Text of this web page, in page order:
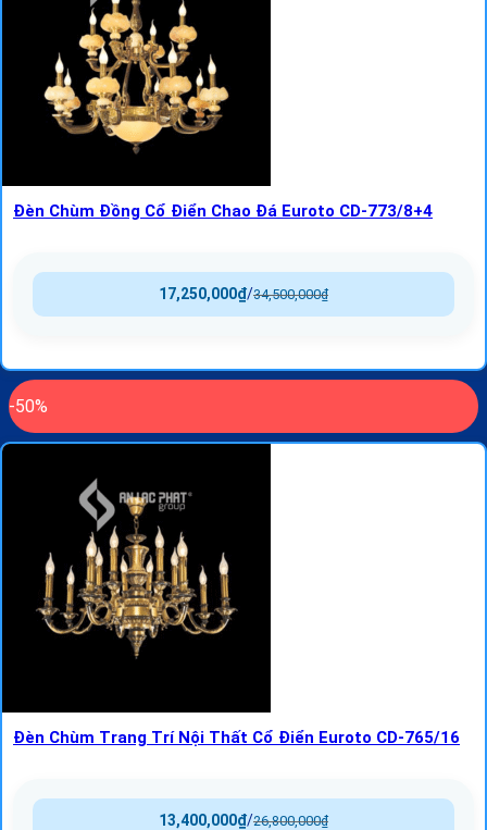
Đèn Chùm Đồng Cổ Điển Chao Đá Euroto CD-773/8+4
34,500,000₫
/
17,250,000₫
-50%
Đèn Chùm Trang Trí Nội Thất Cổ Điển Euroto CD-765/16
26,800,000₫
/
13,400,000₫